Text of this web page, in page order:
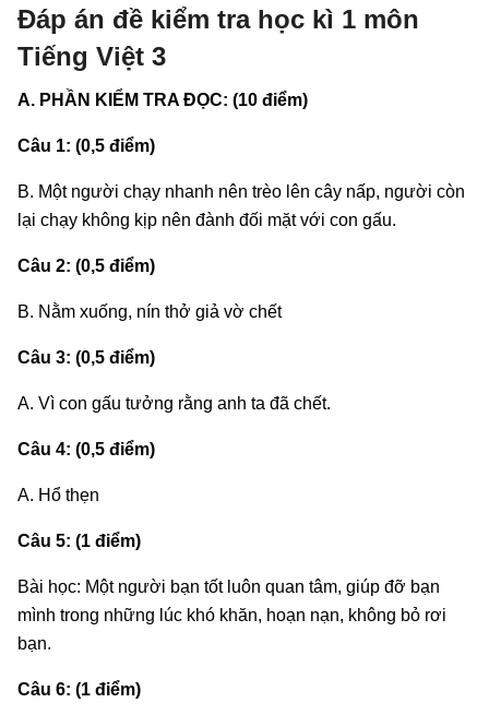
Đáp án đề kiểm tra học kì 1 môn
Tiếng Việt 3
A. PHẦN KIỂM TRA ĐỌC: (10 điểm)
Câu 1: (0,5 điểm)
B. Một người chạy nhanh nên trèo lên cây nấp, người còn
lại chạy không kịp nên đành đối mặt với con gấu.
Câu 2: (0,5 điểm)
B. Nằm xuống, nín thở giả vờ chết
Câu 3: (0,5 điểm)
A. Vì con gấu tưởng rằng anh ta đã chết.
Câu 4: (0,5 điểm)
A. Hổ thẹn
Câu 5: (1 điểm)
Bài học: Một người bạn tốt luôn quan tâm, giúp đỡ bạn
mình trong những lúc khó khăn, hoạn nạn, không bỏ rơi
bạn.
Câu 6: (1 điểm)